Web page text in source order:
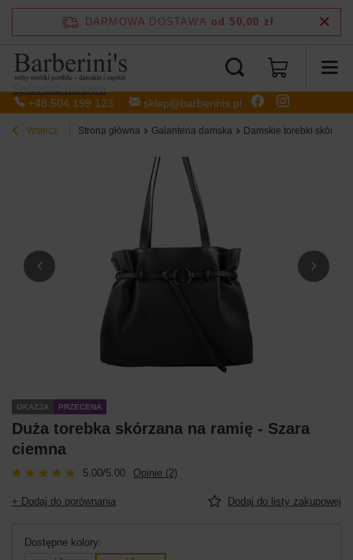
+48 504 199 123 sklep@barberinis.pl
DARMOWA DOSTAWA od 50,00 zł
Wstecz Strona główna Galanteria damska Damskie torebki
OKAZJA PRZECENA
Duża torebka skórzana na ramię - Szara
ciemna
5.00/5.00 Opinie (2)
+ Dodaj do porównania Dodaj do listy zakupowej
Dostępne kolory